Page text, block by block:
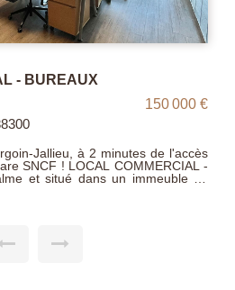
Jallieu 85 m2
170 000 €
centre, emplacement premium,
85 m² comprenant pièce
vitrine, cuisine, arrière cuisine,